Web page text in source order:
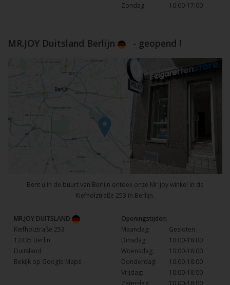
Zondag:
10:00-17:00
MR.JOY Duitsland Berlijn - geopend !
Bent u in de buurt van Berlijn ontdek onze Mr-joy winkel in de
Kiefholztraße 253 in Berlijn.
MR.JOY DUITSLAND
Kiefholztraße 253
12435 Berlin
Duitsland
Bekijk op Google Maps
Openingstijden:
Maandag:
Gesloten
Dinsdag:
10:00-18:00
Woensdag:
10:00-18:00
Donderdag:
10:00-18:00
Vrijdag:
10:00-18:00
Zaterdag:
10:00-18:00